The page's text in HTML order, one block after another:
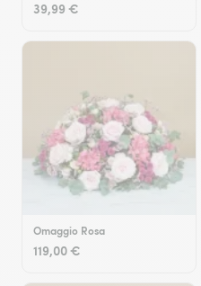
39,99 €
Omaggio Rosa
119,00 €